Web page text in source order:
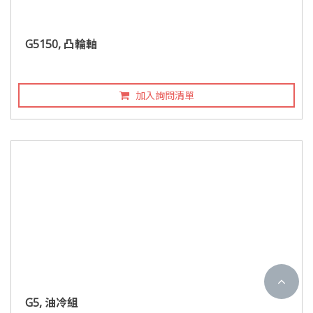
G5150, 凸輪軸
加入詢問清單
G5, 油冷組